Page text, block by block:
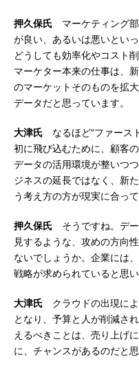
押久保氏 マーケティング
が良い、あるいは悪いとい
どうしても効率化やコスト
マーケター本来の仕事は、
のマーケットそのものを拡
データだと思っています。
大津氏 なるほど“ファース
初に飛び込むために、顧客
データの活用環境が整いつ
ジネスの延長ではなく、新
う考え方の方が現実に合っ
押久保氏 そうですね。デ
見するような、攻めの方向
ないでしょうか。企業には
戦略が求められていると思い
大津氏 クラウドの出現に
となり、予算と人が削減さ
えるべきことは、売り上げ
に、チャンスがあるのだと思